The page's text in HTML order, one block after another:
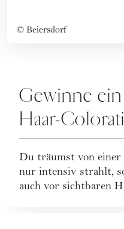
© Beiersdorf
Gewinne
Haar-
mit Creme
Du träumst von einer
nur intensiv strahlt,
auch vor sichtbaren